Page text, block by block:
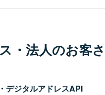
・法人のお客
デジタルアドレスAPI